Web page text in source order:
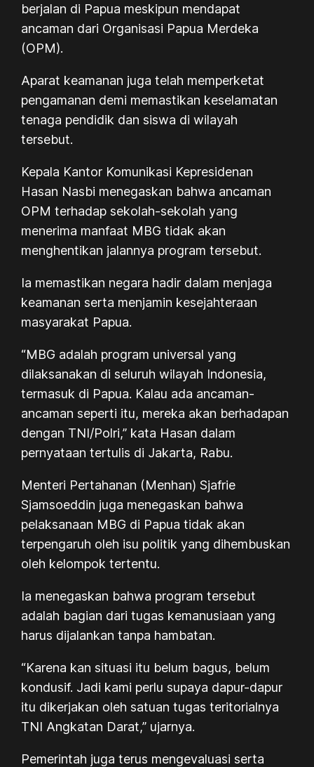
berjalan di Papua meskipun mendapat
ancaman dari Organisasi Papua Merdeka
(OPM).
Aparat keamanan juga telah memperketat
pengamanan demi memastikan keselamatan
tenaga pendidik dan siswa di wilayah
tersebut.
Kepala Kantor Komunikasi Kepresidenan
Hasan Nasbi menegaskan bahwa ancaman
OPM terhadap sekolah-sekolah yang
menerima manfaat MBG tidak akan
menghentikan jalannya program tersebut.
Ia memastikan negara hadir dalam menjaga
keamanan serta menjamin kesejahteraan
masyarakat Papua.
“MBG adalah program universal yang
dilaksanakan di seluruh wilayah Indonesia,
termasuk di Papua. Kalau ada ancaman-
ancaman seperti itu, mereka akan berhadapan
dengan TNI/Polri,” kata Hasan dalam
pernyataan tertulis di Jakarta, Rabu.
Menteri Pertahanan (Menhan) Sjafrie
Sjamsoeddin juga menegaskan bahwa
pelaksanaan MBG di Papua tidak akan
terpengaruh oleh isu politik yang dihembuskan
oleh kelompok tertentu.
Ia menegaskan bahwa program tersebut
adalah bagian dari tugas kemanusiaan yang
harus dijalankan tanpa hambatan.
“Karena kan situasi itu belum bagus, belum
kondusif. Jadi kami perlu supaya dapur-dapur
itu dikerjakan oleh satuan tugas teritorialnya
TNI Angkatan Darat,” ujarnya.
Pemerintah juga terus mengevaluasi serta